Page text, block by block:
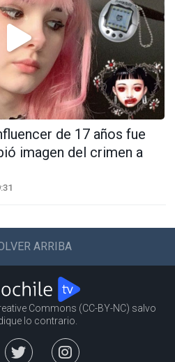
de 17 años fue
imagen del crimen a
ARRIBA
Commons (CC-BY-NC) salvo
lo contrario.